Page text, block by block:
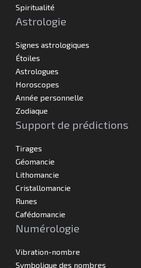
Spiritualité
Astrologie
Signes astrologiques
Étoiles
Astrologues
Horoscopes
Année personnelle
Zodiaque
Support de prédictions
Tirages
Géomancie
Lithomancie
Cristallomancie
Runes
Cafédomancie
Numérologie
Vibration-nombre
Symbolique des nombres